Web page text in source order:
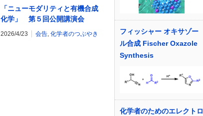
「ニューモダリティと有機合成
化学」 第５回公開講演会
2026/4/23 会告, 化学者のつぶやき
フィッシャー オキサゾー
ル合成 Fischer Oxazole
Synthesis
化学者のためのエレクトロ